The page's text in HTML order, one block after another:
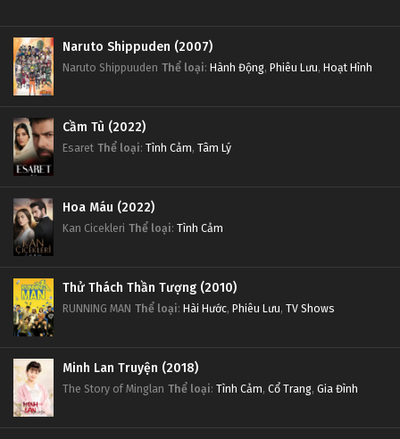
Naruto Shippuden (2007)
Naruto Shippuuden Thể loại: Hành Động, Phiêu Lưu, Hoạt Hình
Cầm Tù (2022)
Esaret Thể loại: Tình Cảm, Tâm Lý
Hoa Máu (2022)
Kan Cicekleri Thể loại: Tình Cảm
Thử Thách Thần Tượng (2010)
RUNNING MAN Thể loại: Hài Hước, Phiêu Lưu, TV Shows
Minh Lan Truyện (2018)
The Story of Minglan Thể loại: Tình Cảm, Cổ Trang, Gia Đình